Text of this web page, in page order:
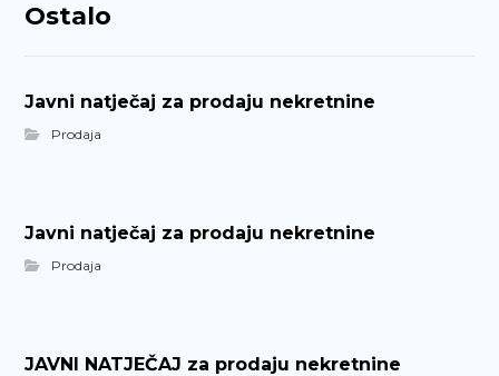
Ostalo
Javni natječaj za prodaju nekretnine
Prodaja
Javni natječaj za prodaju nekretnine
Prodaja
JAVNI NATJEČAJ za prodaju nekretnine